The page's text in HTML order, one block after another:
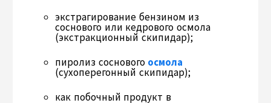
экстрагирование бензином из
соснового или кедрового осмола
(экстракционный скипидар);
пиролиз соснового осмола
(сухоперегонный скипидар);
как побочный продукт в